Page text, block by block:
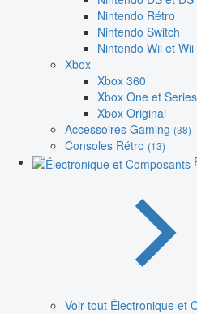
Nintendo Rétro
Nintendo Switch
Nintendo Wii et Wii
Xbox
Xbox 360
Xbox One et Series
Xbox Original
Accessoires Gaming (38)
Consoles Rétro (13)
Voir tout Électronique et